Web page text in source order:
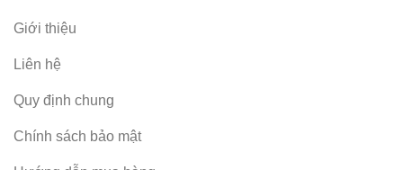
Giới thiệu
Liên hệ
Quy định chung
Chính sách bảo mật